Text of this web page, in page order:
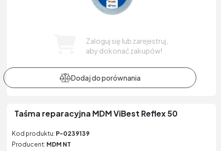
Zaloguj się lub zarejestruj,
aby dokonać zakupów!
Taśma reparacyjna MDM ViBest Reflex 50
Kod produktu: P-0239139
Producent: MDM NT